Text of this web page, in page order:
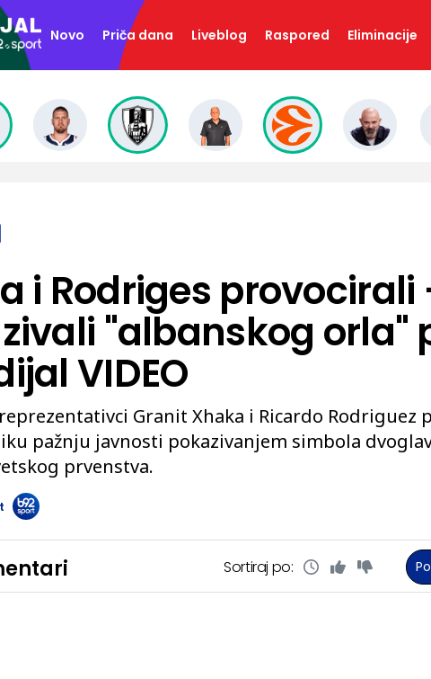
Novo Priča dana Liveblog Raspored Eliminacije
i Rodriges provocirali
"albanskog orla"
VIDEO
Granit Xhaka i Ricardo Rodriguez
pažnju javnosti pokazivanjem simbola
prvenstva.
Sortiraj po: